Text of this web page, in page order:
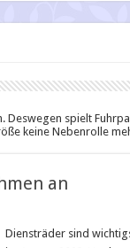
spielt
keine Nebenrolle
an
Diensträder sind